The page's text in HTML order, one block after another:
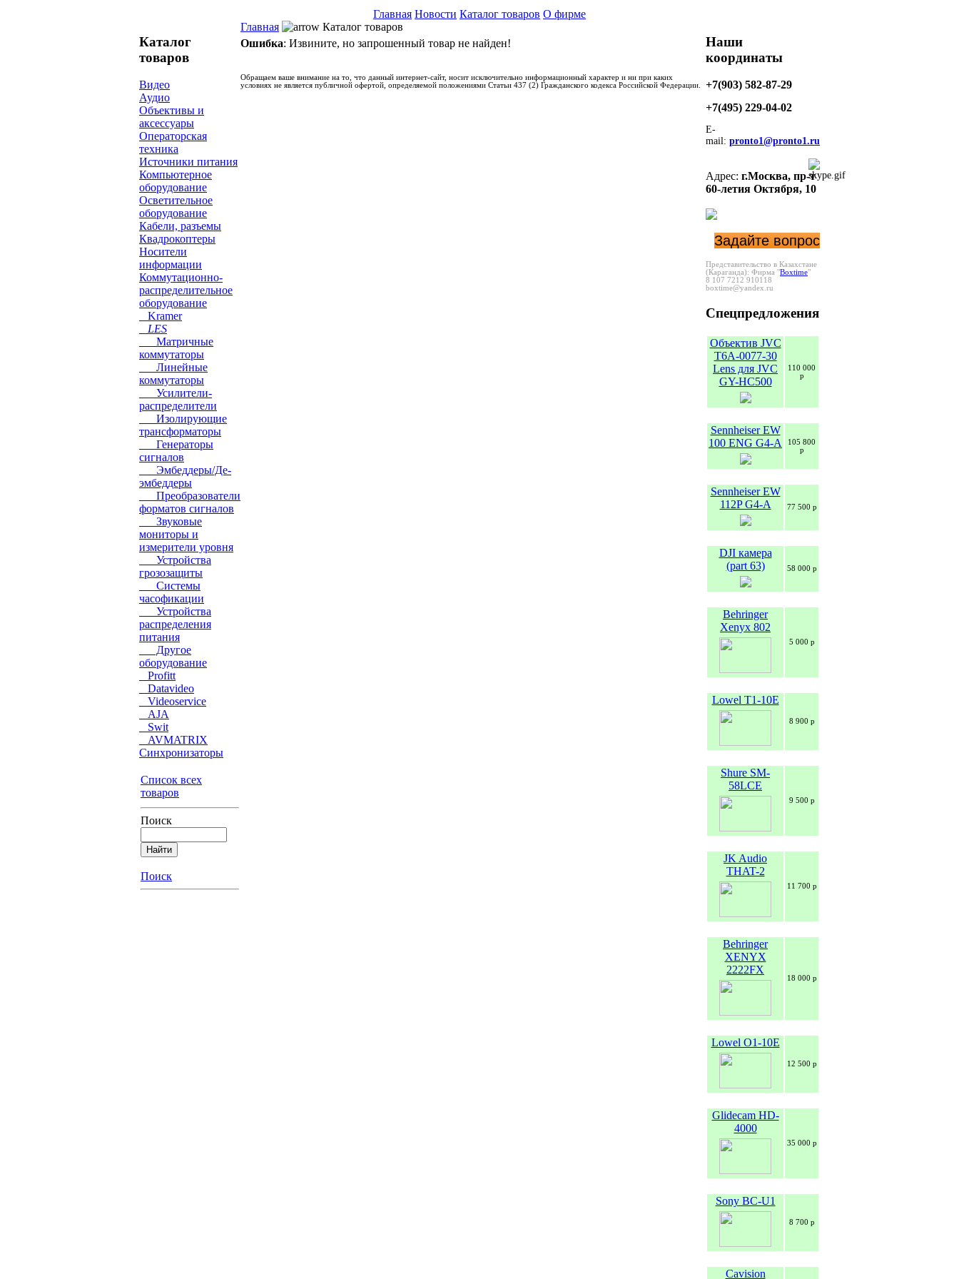
Главная Новости Каталог товаров О фирме
Каталог
товаров
Видео
Аудио
Объективы и
аксессуары
Операторская
техника
Источники питания
Компьютерное
оборудование
Осветительное
оборудование
Кабели, разъемы
Квадрокоптеры
Носители
информации
Коммутационно-
распределительное
оборудование
Kramer
LES
Матричные
коммутаторы
Линейные
коммутаторы
Усилители-
распределители
Изолирующие
трансформаторы
Генераторы
сигналов
Эмбеддеры/Де-
эмбеддеры
Преобразователи
форматов сигналов
Звуковые
мониторы и
измерители уровня
Устройства
грозозащиты
Системы
часофикации
Устройства
распределения
питания
Другое
оборудование
Profitt
Datavideo
Videoservice
AJA
Swit
AVMATRIX
Синхронизаторы
Список всех
товаров
Поиск
Поиск
Главная
Каталог товаров
Ошибка: Извините, но запрошенный товар не найден!
Обращаем ваше внимание на то, что данный интернет-сайт, носит исключительно информационный характер и ни при каких
условиях не является публичной офертой, определяемой положениями Статьи 437 (2) Гражданского кодекса Российской Федерации.
Наши
координаты
+7(903) 582-87-29
+7(495) 229-04-02
E-
mail: pronto1@pronto1.ru
Адрес: г.Москва, пр-т
60-летия Октября, 10
Задайте вопрос
Представительство в Казахстане
(Караганда): Фирма "Boxtime"
8 107 7212 910118
boxtime@yandex.ru
Спецпредложения
Объектив JVC
T6A-0077-30
Lens для JVC
GY-HC500
110 000
р
Sennheiser EW
100 ENG G4-A
105 800
р
Sennheiser EW
112P G4-A
77 500 р
DJI камера
(part 63)
58 000 р
Behringer
Xenyx 802
5 000 р
Lowel T1-10E
8 900 р
Shure SM-
58LCE
9 500 р
JK Audio
THAT-2
11 700 р
Behringer
XENYX
2222FX
18 000 р
Lowel O1-10E
12 500 р
Glidecam HD-
4000
35 000 р
Sony BC-U1
8 700 р
Cavision